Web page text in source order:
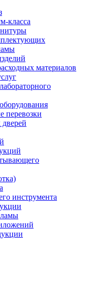
класса
материалов
перевозки
инструмента